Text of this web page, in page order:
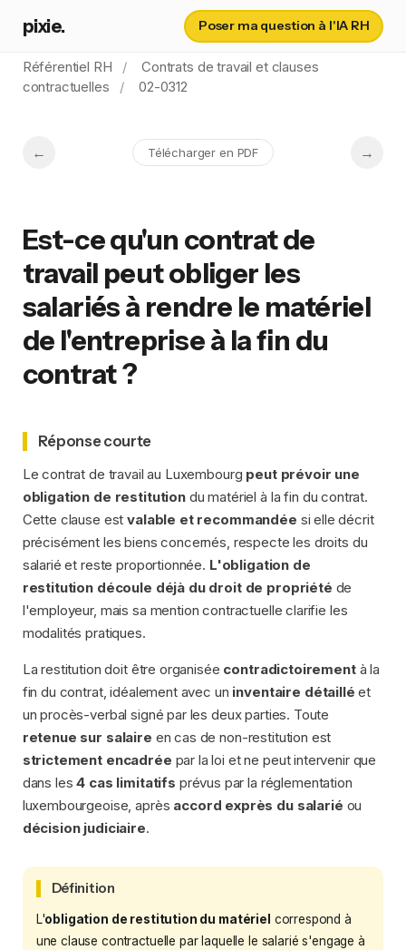
pixie. Poser ma question à l'IA RH
Référentiel RH
Contrats de travail et clauses
contractuelles
02-0312
Télécharger en PDF
Est-ce qu'un contrat de
travail peut obliger les
salariés à rendre le matériel
de l'entreprise à la fin du
contrat ?
Réponse courte
Le contrat de travail au Luxembourg peut prévoir une
obligation de restitutiondu matériel à la fin du contrat.
Cette clause estvalable et recommandée si elle décrit
précisément les biens concernés, respecte les droits du
salarié et reste proportionnée. L'obligation de
restitution découle déjà du droit de propriété de
l'employeur, mais sa mention contractuelle clarifie les
modalités pratiques.
La restitution doit être organisée contradictoirementà la
fin du contrat, idéalement avec un inventaire détaillé et
un procès-verbal signé par les deux parties. Toute
retenue sur salaire en cas de non-restitution est
strictement encadrée par la loi et ne peut intervenir que
dans les4 cas limitatifs prévus par la réglementation
luxembourgeoise, après accord exprès du salarié ou
décision judiciaire.
Définition
L'obligation de restitution du matériel correspond à
une clause contractuelle par laquelle le salarié s'engage à